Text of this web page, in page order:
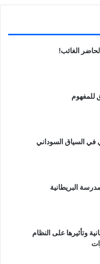
الغائب!
للمفهوم
في السياق السوداني
البريطانية
وتأثيرها على النظام